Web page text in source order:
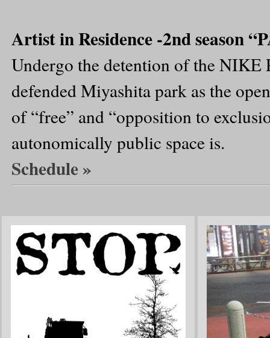
Artist in Residence ‐2nd season
Undergo the detention of the NIKE
defended Miyashita park as the
of “free” and “opposition to
autonomically public space is.
Schedule »